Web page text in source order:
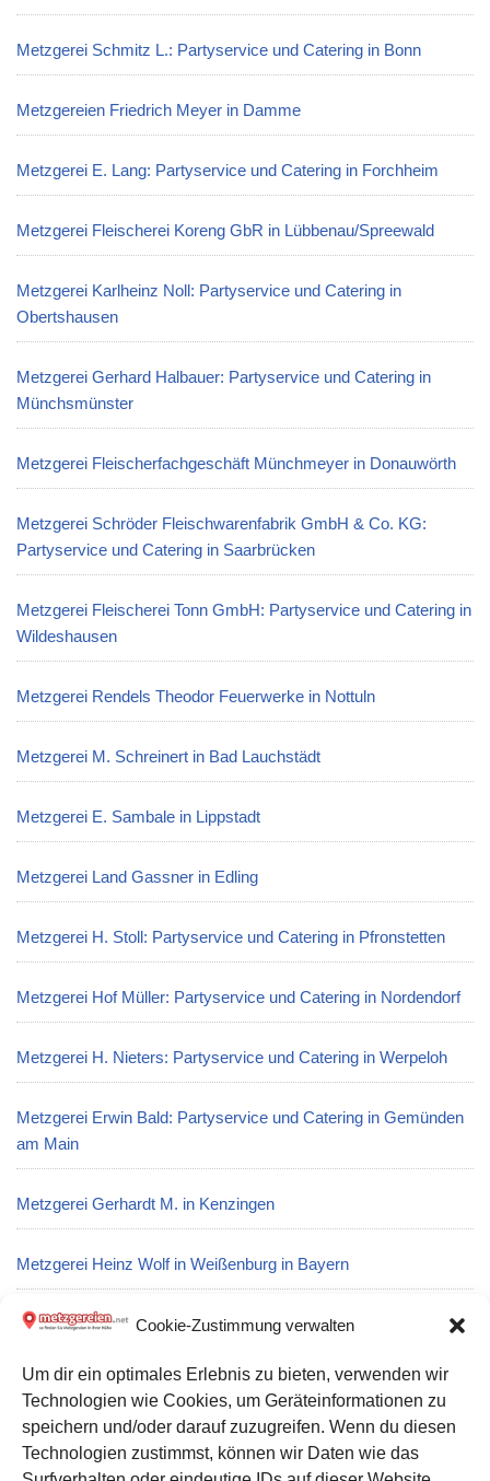
Cookie-Zustimmung verwalten
Um dir ein optimales Erlebnis zu bieten, verwenden wir
Technologien wie Cookies, um Geräteinformationen zu
speichern und/oder darauf zuzugreifen. Wenn du diesen
Technologien zustimmst, können wir Daten wie das
Metzgerei Schmitz L.: Partyservice und Catering in Bonn
Metzgereien Friedrich Meyer in Damme
Metzgerei E. Lang: Partyservice und Catering in Forchheim
Metzgerei Fleischerei Koreng GbR in Lübbenau/Spreewald
Metzgerei Karlheinz Noll: Partyservice und Catering in
Obertshausen
Metzgerei Gerhard Halbauer: Partyservice und Catering in
Münchsmünster
Metzgerei Fleischerfachgeschäft Münchmeyer in Donauwörth
Metzgerei Schröder Fleischwarenfabrik GmbH & Co. KG:
Partyservice und Catering in Saarbrücken
Metzgerei Fleischerei Tonn GmbH: Partyservice und Catering in
Wildeshausen
Metzgerei Rendels Theodor Feuerwerke in Nottuln
Metzgerei M. Schreinert in Bad Lauchstädt
Metzgerei E. Sambale in Lippstadt
Metzgerei Land Gassner in Edling
Metzgerei H. Stoll: Partyservice und Catering in Pfronstetten
Metzgerei Hof Müller: Partyservice und Catering in Nordendorf
Metzgerei H. Nieters: Partyservice und Catering in Werpeloh
Metzgerei Erwin Bald: Partyservice und Catering in Gemünden
am Main
Metzgerei Gerhardt M. in Kenzingen
Metzgerei Heinz Wolf in Weißenburg in Bayern
Metzgerei Kuni Küffner: Partyservice und Catering in Bad
Metzgerei DPD PaketShop – Gerlach & Schäfer: Partyservice
und Catering in Niederahr